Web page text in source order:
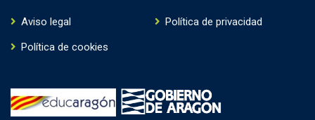
Aviso legal
Política de privacidad
Política de cookies